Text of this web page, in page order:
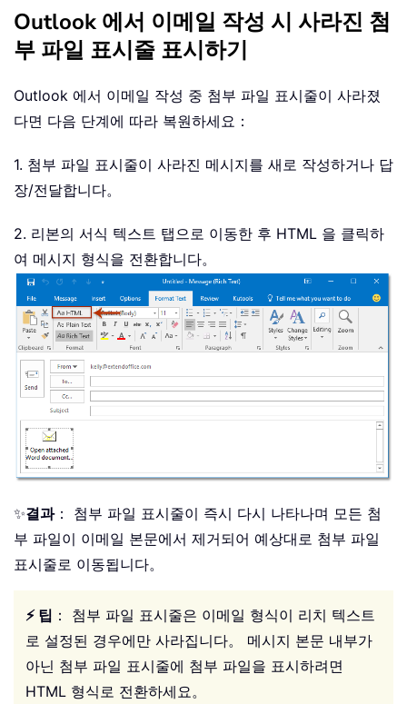
Outlook 에서 이메일 작성 시 사라진 첨
부 파일 표시줄 표시하기
Outlook 에서 이메일 작성 중 첨부 파일 표시줄이 사라졌
다면 다음 단계에 따라 복원하세요：
1. 첨부 파일 표시줄이 사라진 메시지를 새로 작성하거나 답
장/전달합니다。
2. 리본의 서식 텍스트 탭으로 이동한 후 HTML 을 클릭하
여 메시지 형식을 전환합니다。
✨결과： 첨부 파일 표시줄이 즉시 다시 나타나며 모든 첨
부 파일이 이메일 본문에서 제거되어 예상대로 첨부 파일
표시줄로 이동됩니다。
⚡ 팁 ： 첨부 파일 표시줄은 이메일 형식이 리치 텍스트
로 설정된 경우에만 사라집니다。 메시지 본문 내부가
아닌 첨부 파일 표시줄에 첨부 파일을 표시하려면
HTML 형식로 전환하세요。